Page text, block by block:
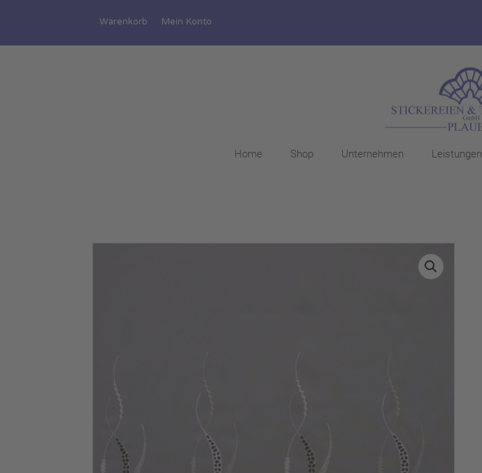
Warenkorb Mein Konto
Home Shop Unternehmen Leistungen